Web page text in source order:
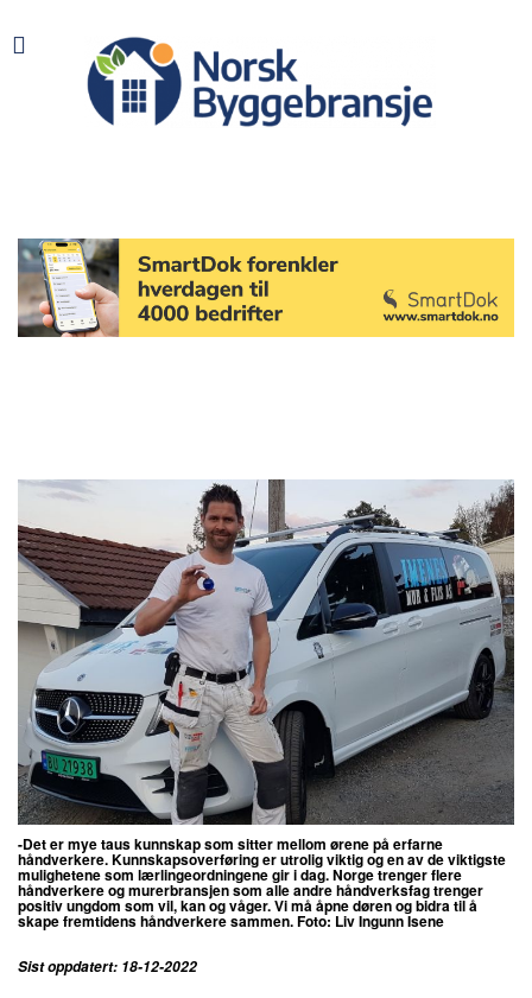
-Det er mye taus kunnskap som sitter mellom ørene på erfarne
håndverkere. Kunnskapsoverføring er utrolig viktig og en av de viktigste
mulighetene som lærlingeordningene gir i dag. Norge trenger flere
håndverkere og murerbransjen som alle andre håndverksfag trenger
positiv ungdom som vil, kan og våger. Vi må åpne døren og bidra til å
skape fremtidens håndverkere sammen. Foto: Liv Ingunn Isene
Sist oppdatert: 18-12-2022